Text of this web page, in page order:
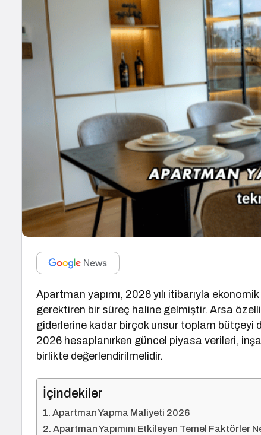
Apartman yapımı, 2026 yılı itibarıyla
gerektiren bir süreç haline gelmiştir. Arsa
giderlerine kadar birçok unsur toplam
2026 hesaplanırken güncel piyasa verileri,
birlikte değerlendirilmelidir.
İçindekiler
Apartman Yapma Maliyeti 2026
Apartman Yapımını Etkileyen Temel Faktörler